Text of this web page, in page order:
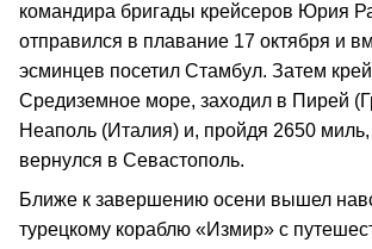
командира бригады крейсеров Юрия
отправился в плавание 17 октября и
эсминцев посетил Стамбул. Затем
Средиземное море, заходил в Пирей
Неаполь (Италия) и, пройдя 2650
вернулся в Севастополь.
Ближе к завершению осени вышел
турецкому кораблю «Измир» с